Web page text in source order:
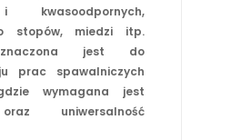
kwasoodpornych,
stopów, miedzi itp.
jest do
prac spawalniczych
wymagana jest
uniwersalność